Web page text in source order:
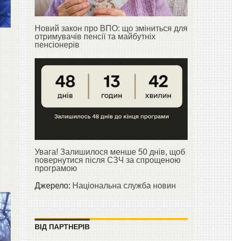
Новий закон про ВПО: що зміниться для
отримувачів пенсії та майбутніх
пенсіонерів
Увага! Залишилося менше 50 днів, щоб
повернутися після СЗЧ за спрощеною
програмою
Джерело:Національна служба новин
ВІД ПАРТНЕРІВ